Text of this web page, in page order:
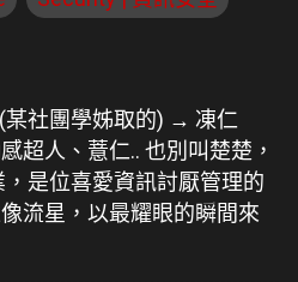
社團學姊取的) → 凍仁
超人、薏仁.. 也別叫楚楚，
是位喜愛資訊討厭管理的
流星，以最耀眼的瞬間來